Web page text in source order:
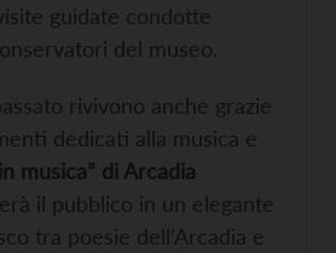
guidate condotte
del museo.
rivivono anche grazie
dedicati alla musica e
musica” di Arcadia
il pubblico in un elegante
tra poesie dell’Arcadia e